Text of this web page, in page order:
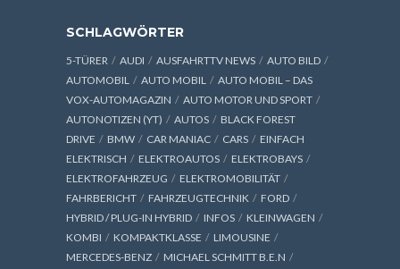
SCHLAGWÖRTER
5-TÜRER AUDI AUSFAHRTTV NEWS
AUTO BILD
AUTOMOBIL
AUTO MOBIL
AUTO MOBIL – DAS
VOX-AUTOMAGAZIN
AUTO MOTOR UND SPORT
AUTONOTIZEN (YT)
AUTOS
BLACK FOREST
DRIVE
BMW CAR MANIAC CARS
EINFACH
ELEKTRISCH
ELEKTROAUTOS
ELEKTROBAYS
ELEKTROFAHRZEUG
ELEKTROMOBILITÄT
FAHRBERICHT
FAHRZEUGTECHNIK
FORD
HYBRID / PLUG-IN HYBRID
INFOS
KLEINWAGEN
KOMBI
KOMPAKTKLASSE
LIMOUSINE
MERCEDES-BENZ
MICHAEL SCHMITT B.E.N